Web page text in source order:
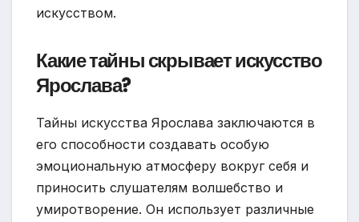
искусством.
Какие тайны скрывает искусство
Ярослава?
Тайны искусства Ярослава заключаются в
его способности создавать особую
эмоциональную атмосферу вокруг себя и
приносить слушателям волшебство и
умиротворение. Он использует различные